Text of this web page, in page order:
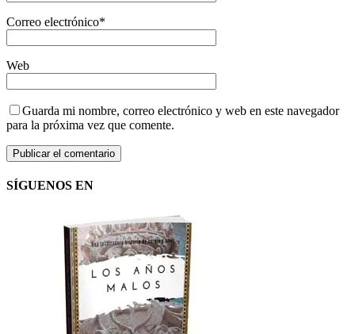
Correo electrónico*
Web
Guarda mi nombre, correo electrónico y web en este navegador
para la próxima vez que comente.
SÍGUENOS EN